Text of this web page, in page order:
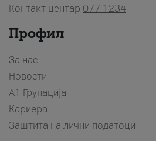
Контакт центар 077 1234
Профил
За нас
Новости
А1 Групација
Кариера
Заштита на лични податоци